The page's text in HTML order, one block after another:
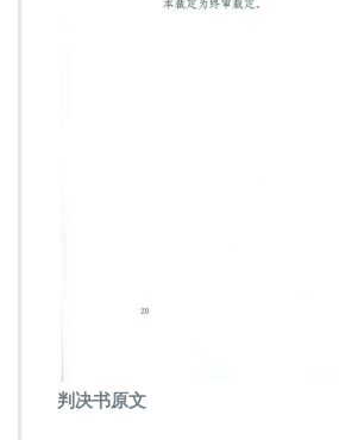
判决书原文